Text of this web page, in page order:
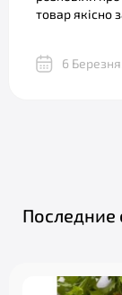
товар якісно
6
Последние